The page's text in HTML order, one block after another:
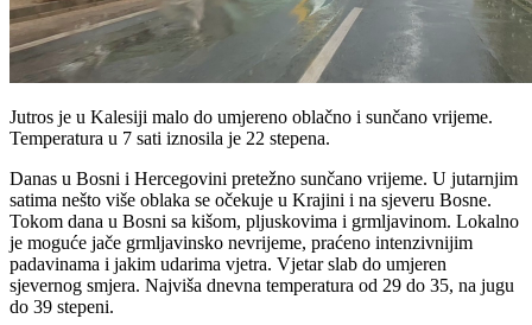
Jutros je u Kalesiji malo do umjereno oblačno i sunčano vrijeme.
Temperatura u 7 sati iznosila je 22 stepena.
Danas u Bosni i Hercegovini pretežno sunčano vrijeme. U jutarnjim
satima nešto više oblaka se očekuje u Krajini i na sjeveru Bosne.
Tokom dana u Bosni sa kišom, pljuskovima i grmljavinom. Lokalno
je moguće jače grmljavinsko nevrijeme, praćeno intenzivnijim
padavinama i jakim udarima vjetra. Vjetar slab do umjeren
sjevernog smjera. Najviša dnevna temperatura od 29 do 35, na jugu
do 39 stepeni.